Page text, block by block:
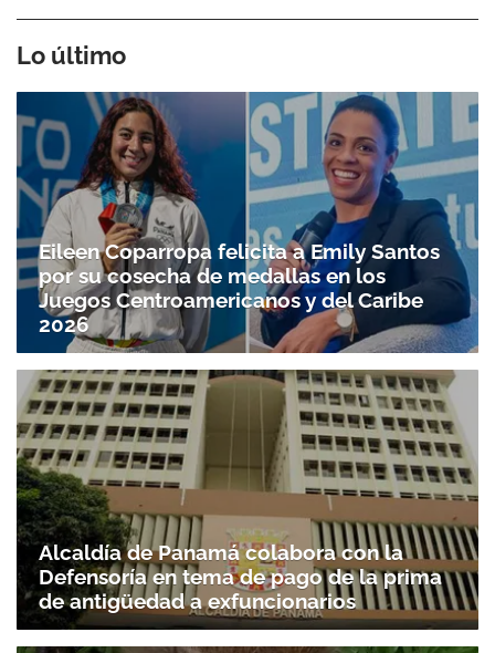
Lo último
Eileen Coparropa felicita a Emily Santos
por su cosecha de medallas en los
Juegos Centroamericanos y del Caribe
2026
Alcaldía de Panamá colabora con la
Defensoría en tema de pago de la prima
de antigüedad a exfuncionarios